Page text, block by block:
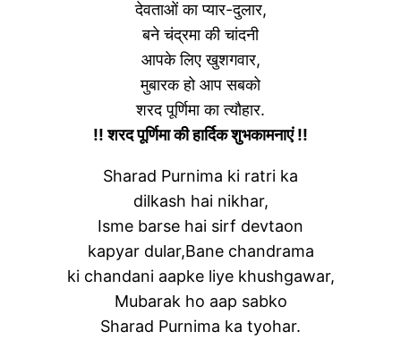
देवताओं का प्यार-दुलार,
बने चंद्रमा की चांदनी
आपके लिए खुशगवार,
मुबारक हो आप सबको
शरद पूर्णिमा का त्यौहार.
!! शरद पूर्णिमा की हार्दिक शुभकामनाएं !!
Sharad Purnima ki ratri ka
dilkash hai nikhar,
Isme barse hai sirf devtaon
kapyar dular,Bane chandrama
ki chandani aapke liye khushgawar,
Mubarak ho aap sabko
Sharad Purnima ka tyohar.